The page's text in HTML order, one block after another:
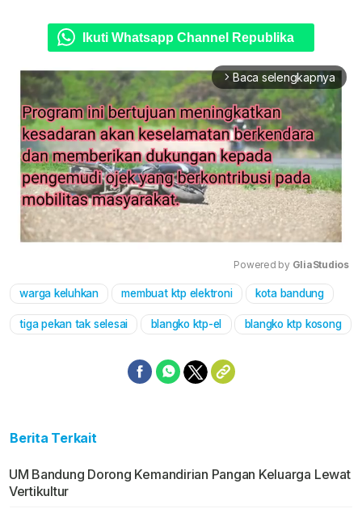
Ikuti Whatsapp Channel Republika
arrow_forward_ios Baca selengkapnya
Mute
Powered by GliaStudios
warga keluhkan membuat ktp elektroni kota bandung
tiga pekan tak selesai blangko ktp-el blangko ktp kosong
Berita Terkait
UM Bandung Dorong Kemandirian Pangan Keluarga Lewat
Vertikultur